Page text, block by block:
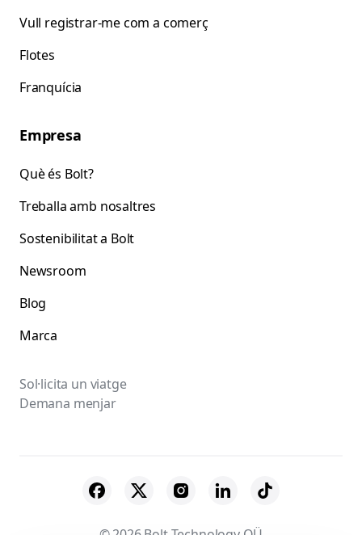
Vull registrar-me com a comerç
Flotes
Franquícia
Empresa
Què és Bolt?
Treballa amb nosaltres
Sostenibilitat a Bolt
Newsroom
Blog
Marca
Sol·licita un viatge
Demana menjar